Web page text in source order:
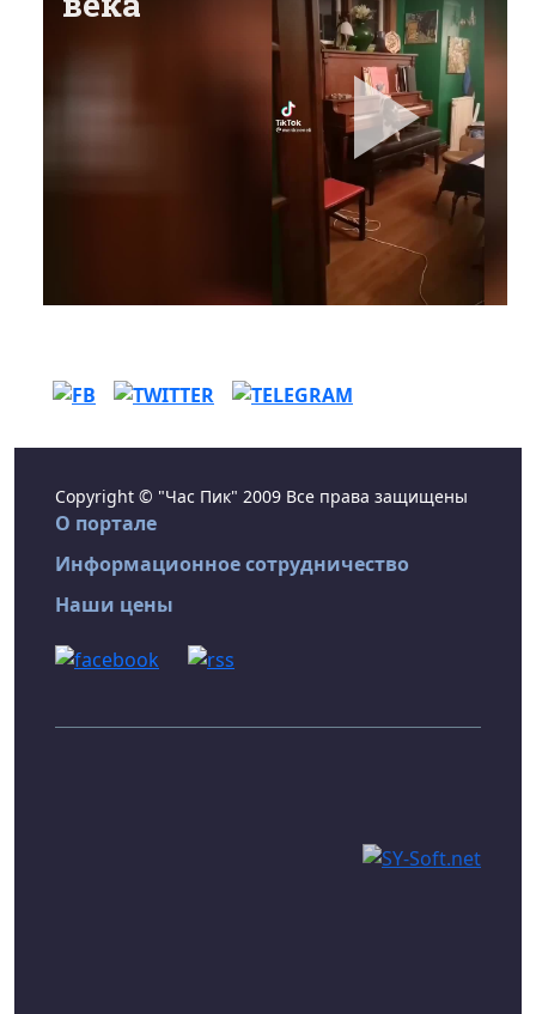
Copyright © "Час Пик" 2009 Все права защищены
О портале
Информационное сотрудничество
Наши цены